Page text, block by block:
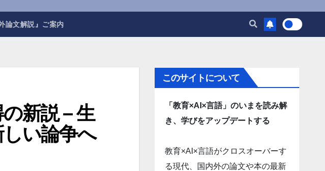
論文解説』ご案内
新説 – 生
い論争へ
このサイトについて
「教育×AI×言語」のいまを読み解
き、学びをアップデートする
教育×AI×言語がクロスオーバーす
る現代、国内外の論文や本の最新